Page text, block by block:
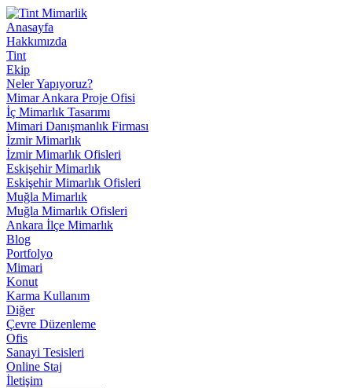
Anasayfa
Hakkımızda
Tint
Ekip
Neler Yapıyoruz?
Mimar Ankara Proje Ofisi
İç Mimarlık Tasarımı
Mimari Danışmanlık Firması
İzmir Mimarlık
İzmir Mimarlık Ofisleri
Eskişehir Mimarlık
Eskişehir Mimarlık Ofisleri
Muğla Mimarlık
Muğla Mimarlık Ofisleri
Ankara İlçe Mimarlık
Blog
Portfolyo
Mimari
Konut
Karma Kullanım
Diğer
Çevre Düzenleme
Ofis
Sanayi Tesisleri
Online Staj
İletişim